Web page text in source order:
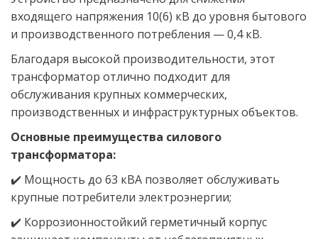
входящего напряжения 10(6) кВ до уровня бытового
и производственного потребления — 0,4 кВ.
Благодаря высокой производительности, этот
трансформатор отлично подходит для
обслуживания крупных коммерческих,
производственных и инфраструктурных объектов.
Основные преимущества силового
трансформатора:
✔️ Мощность до 63 кВА позволяет обслуживать
крупные потребители электроэнергии;
✔️ Коррозионностойкий герметичный корпус